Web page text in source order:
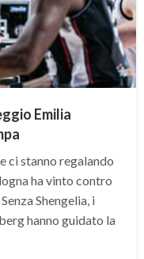
Emilia
ci stanno regalando
ha vinto contro
Shengelia, i
hanno guidato la